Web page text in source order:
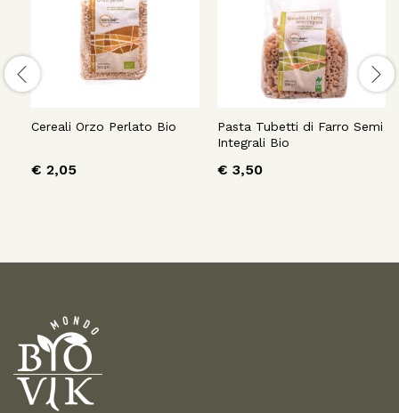
Cereali Orzo Perlato Bio
€ 2,05
Pasta Tubetti di Farro Semi
Integrali Bio
€ 3,50